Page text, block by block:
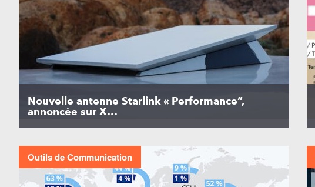
Nouvelle antenne Starlink « Performance”,
annoncée sur X…
Outils de Communication